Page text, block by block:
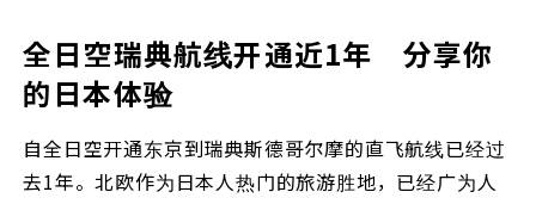
全日空瑞典航线开通近1年 分享你
的日本体验
自全日空开通东京到瑞典斯德哥尔摩的直飞航线已经过
去1年。北欧作为日本人热门的旅游胜地，已经广为人